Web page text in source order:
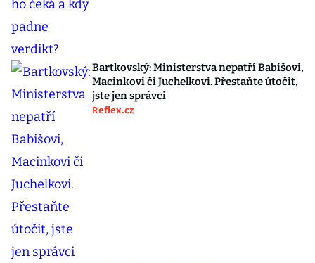
Bartkovský: Ministerstva nepatří Babišovi,
Macinkovi či Juchelkovi. Přestaňte útočit,
jste jen správci
Reflex.cz